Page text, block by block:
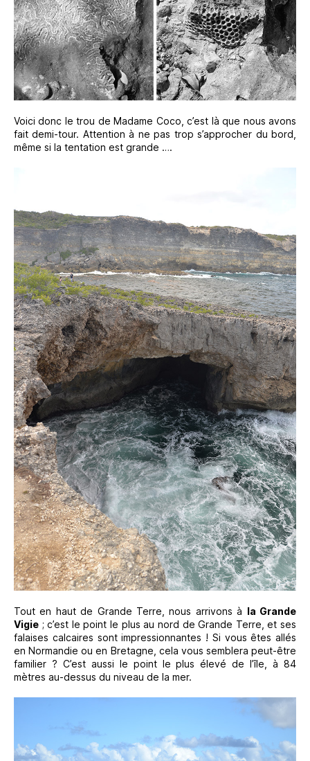
Voici donc le trou de Madame Coco, c’est là que nous avons
fait demi-tour. Attention à ne pas trop s’approcher du bord,
même si la tentation est grande ….
Tout en haut de Grande Terre, nous arrivons à la Grande
Vigie ; c’est le point le plus au nord de Grande Terre, et ses
falaises calcaires sont impressionnantes ! Si vous êtes allés
en Normandie ou en Bretagne, cela vous semblera peut-être
familier ? C’est aussi le point le plus élevé de l’île, à 84
mètres au-dessus du niveau de la mer.